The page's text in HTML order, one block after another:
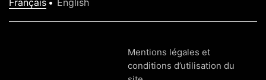
Français
English
Mentions légales et
conditions d’utilisation du